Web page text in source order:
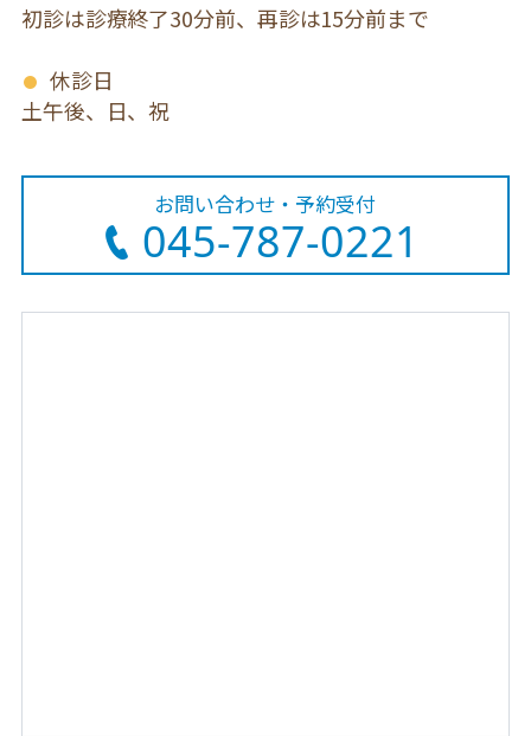
初診は診療終了30分前、再診は15分前まで
休診日
土午後、日、祝
お問い合わせ・予約受付
045-787-0221